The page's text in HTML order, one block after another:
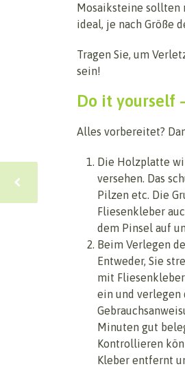
Mosaiksteine sollten
ideal, je nach Größe
Tragen Sie, um
sein!
Do it yourself
Alles vorbereitet?
Die Holzplatte
versehen. Das
Pilzen etc. Die
Fliesenkleber
dem Pinsel auf
Beim Verlegen
Entweder, Sie
mit
ein und verlegen
Minuten gut
Kontrollieren
Kleber entfernt